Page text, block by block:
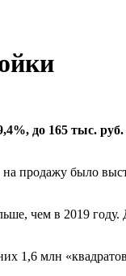
до 165 тыс.
на продажу было
чем в 2019
1,6 млн